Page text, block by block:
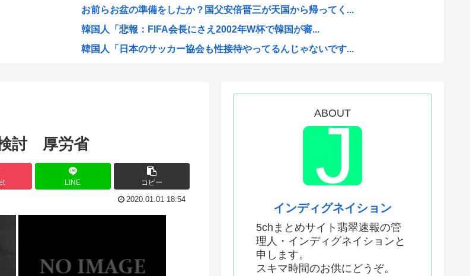
お前らお盆の準備をしたか？国父安倍晋三が天国から帰ってく...
韓国人「悲報：FIFA会長にさえ2002年W杯で韓国が審...
韓国人「日本のサッカー協会も性接待やってるんじゃないです...
日本さん食料自給率が過去最低に 25年度37% 主要先進...
韓国、日本の新しい防衛白書に対する当てつけで、日本の制止...
トランプ大統領、イランとの戦闘「近く終結するだろう」と表...
海外の反応：韓国サッカー協会、国際審判員らを性接待
「作り込んである高尚アニメ」なんかよりも「心の揺れ動く少...
トランプ「悪夢のオバマ政権！景気が悪いのはオバマのせい」
ひなこのーと作者、顔と一緒に乳首を晒すも抜けない
中国新聞「高市総理は非核三原則堅持をはっきり言わなかった...
韓国人「現在の日本の沖縄のスーパーは台風のおかげでこうな...
検討 厚労省
LINE コピー
2020.01.01 18:54
ABOUT
インディグネイション
5chまとめサイト翡翠速報の管
理人・インディグネイションと
申します。
スキマ時間のお供にどうぞ。